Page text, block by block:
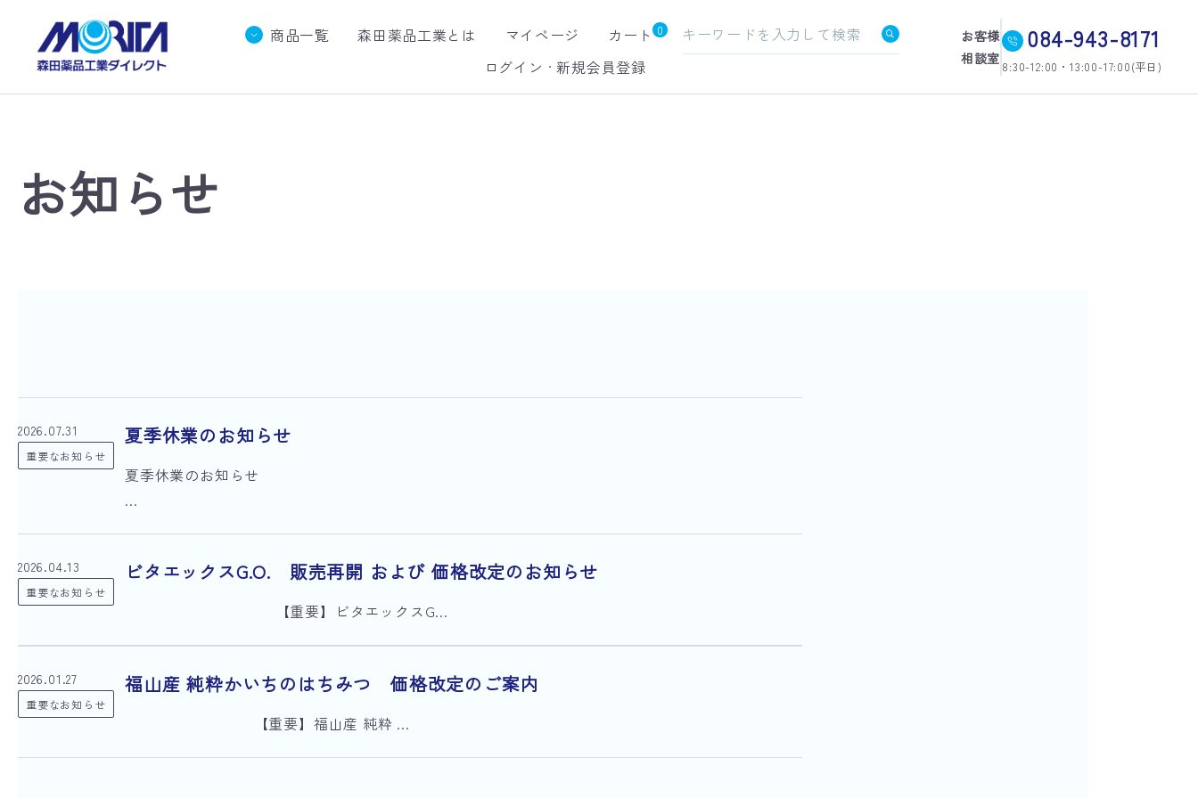
商品一覧 森田薬品工業とは マイページ カート 0
ログイン ·新規会員登録
お客様
相談室
084-943-8171
8:30-12:00・13:00-17:00(平日)
お知らせ
2026.07.31
重要なお知らせ
夏季休業のお知らせ
夏季休業のお知らせ
...
2026.04.13
重要なお知らせ
ビタエックスG.O. 販売再開 および 価格改定のお知らせ
【重要】ビタエックスG...
2026.01.27
重要なお知らせ
福山産 純粋かいちのはちみつ 価格改定のご案内
【重要】福山産 純粋 ...